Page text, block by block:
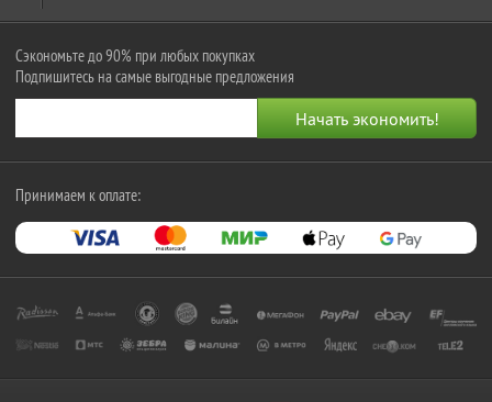
Сэкономьте до 90% при любых покупках
Подпишитесь на самые выгодные предложения
Принимаем к оплате: